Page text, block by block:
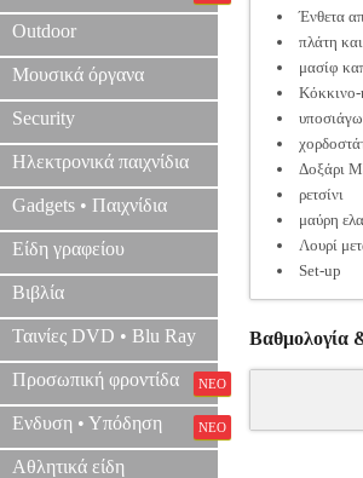
Outdoor
Μουσικά όργανα
Security
Ηλεκτρονικά παιχνίδια
Gadgets • Παιχνίδια
Είδη γραφείου
Βιβλία
Ταινίες DVD • Blu Ray
Προσωπική φροντίδα ΝΕΟ
Ενδυση • Υπόδηση ΝΕΟ
Αθλητικά είδη
Ένθετα
πλάτη
μασίφ
Κόκκινο-
Δοξάρι
ρετσίνι
μαύρη
Λουρί
Set-up
Βαθμολογία